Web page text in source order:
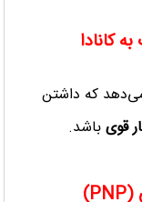
که داشتن
قوی باشد.